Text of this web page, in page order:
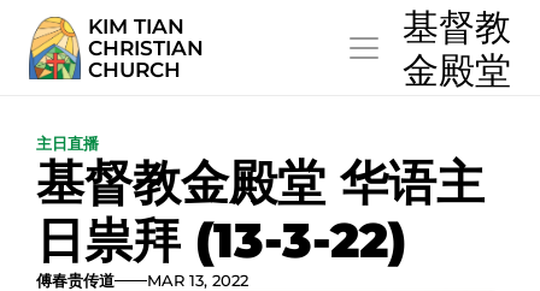
KIM TIAN
CHRISTIAN
CHURCH
  基督教
  金殿堂
主日直播
基督教金殿堂 华语主
日祟拜 (13-3-22)
傅春贵传道 MAR 13, 2022